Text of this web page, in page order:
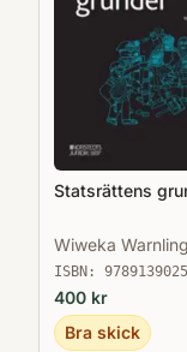
Statsrättens
Wiweka Warnling
Conradson
ISBN:
400 kr
Bra skick